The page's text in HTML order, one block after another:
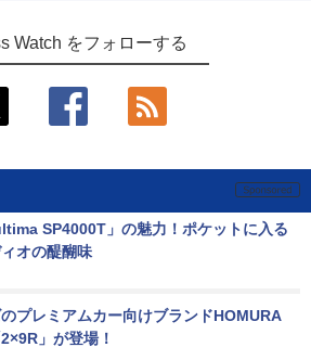
Watch をフォローする
SP4000T」の魅力！ポケットに入る
オの醍醐味
プレミアムカー向けブランドHOMURA
」が登場！